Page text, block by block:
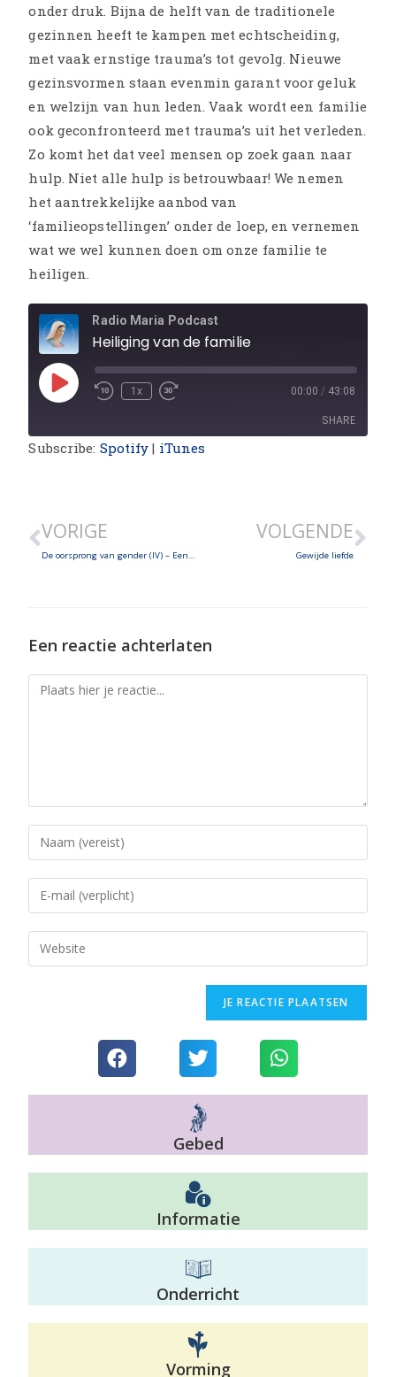
onder druk. Bijna de helft van de traditionele
gezinnen heeft te kampen met echtscheiding,
met vaak ernstige trauma’s tot gevolg. Nieuwe
gezinsvormen staan evenmin garant voor geluk
en welzijn van hun leden. Vaak wordt een familie
ook geconfronteerd met trauma’s uit het verleden.
Zo komt het dat veel mensen op zoek gaan naar
hulp. Niet alle hulp is betrouwbaar! We nemen
het aantrekkelijke aanbod van
‘familieopstellingen’ onder de loep, en vernemen
wat we wel kunnen doen om onze familie te
heiligen.
Radio Maria Podcast
Heiliging van de familie
1x 00:00 / 43:08
SHARE
Subscribe: Spotify | iTunes
VORIGE
De oorsprong van gender (IV) – Een christelijke zienswijze
VOLGENDE
Gewijde liefde
Een reactie achterlaten
Gebed
Informatie
Onderricht
Vorming